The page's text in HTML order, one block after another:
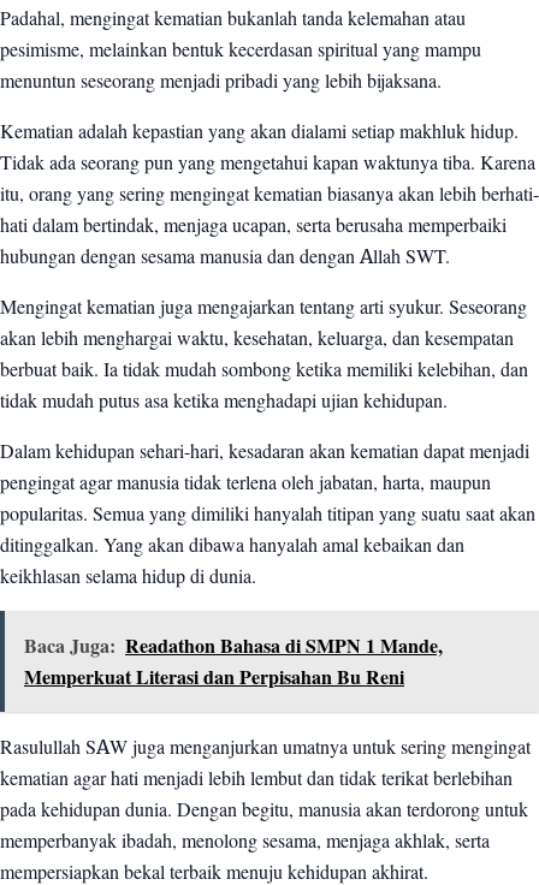
Padahal, mengingat kematian bukanlah tanda kelemahan atau
pesimisme, melainkan bentuk kecerdasan spiritual yang mampu
menuntun seseorang menjadi pribadi yang lebih bijaksana.
Kematian adalah kepastian yang akan dialami setiap makhluk hidup.
Tidak ada seorang pun yang mengetahui kapan waktunya tiba. Karena
itu, orang yang sering mengingat kematian biasanya akan lebih berhati-
hati dalam bertindak, menjaga ucapan, serta berusaha memperbaiki
hubungan dengan sesama manusia dan dengan Allah SWT.
Mengingat kematian juga mengajarkan tentang arti syukur. Seseorang
akan lebih menghargai waktu, kesehatan, keluarga, dan kesempatan
berbuat baik. Ia tidak mudah sombong ketika memiliki kelebihan, dan
tidak mudah putus asa ketika menghadapi ujian kehidupan.
Dalam kehidupan sehari-hari, kesadaran akan kematian dapat menjadi
pengingat agar manusia tidak terlena oleh jabatan, harta, maupun
popularitas. Semua yang dimiliki hanyalah titipan yang suatu saat akan
ditinggalkan. Yang akan dibawa hanyalah amal kebaikan dan
keikhlasan selama hidup di dunia.
Baca Juga: Readathon Bahasa di SMPN 1 Mande,
Memperkuat Literasi dan Perpisahan Bu Reni
Rasulullah SAW juga menganjurkan umatnya untuk sering mengingat
kematian agar hati menjadi lebih lembut dan tidak terikat berlebihan
pada kehidupan dunia. Dengan begitu, manusia akan terdorong untuk
memperbanyak ibadah, menolong sesama, menjaga akhlak, serta
mempersiapkan bekal terbaik menuju kehidupan akhirat.